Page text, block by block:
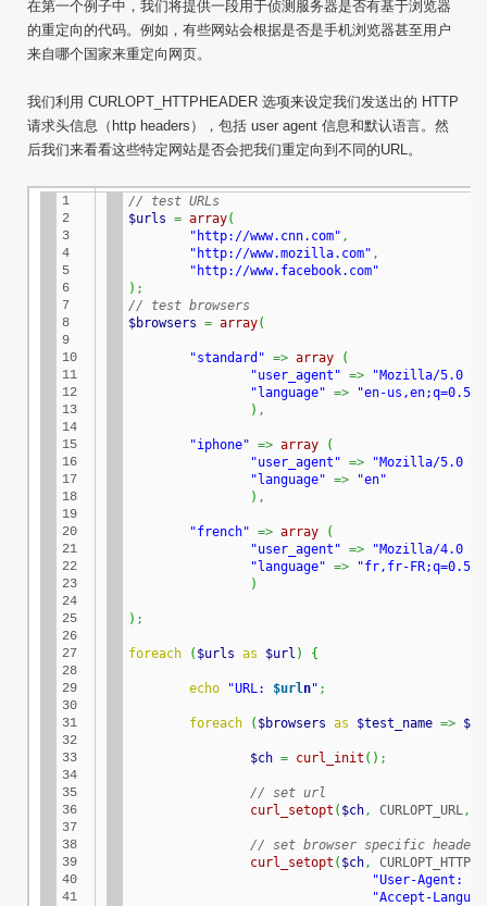
在第一个例子中，我们将提供一段用于侦测服务器是否有基于浏览器
的重定向的代码。例如，有些网站会根据是否是手机浏览器甚至用户
来自哪个国家来重定向网页。
我们利用 CURLOPT_HTTPHEADER 选项来设定我们发送出的 HTTP
请求头信息（http headers），包括 user agent 信息和默认语言。然
后我们来看看这些特定网站是否会把我们重定向到不同的URL。
1
2
3
4
5
6
7
8
9
10
11
12
13
14
15
16
17
18
19
20
21
22
23
24
25
26
27
28
29
30
31
32
33
34
35
36
37
38
39
40
41
// test URLs
$urls = array(
"http://www.cnn.com" ,
"http://www.mozilla.com" ,
"http://www.facebook.com"
) ;
// test browsers
$browsers = array(
"standard" => array
(
"user_agent" =>
"Mozilla/5.0
"language" =>
"en-us,en;q=0.5"
) ,
"iphone" => array
(
"user_agent" =>
"Mozilla/5.0
"language" =>
"en"
) ,
"french" => array
(
"user_agent" =>
"Mozilla/4.0
"language" =>
"fr,fr-FR;q=0.5"
)
) ;
foreach ( $urls as $url ) {
echo "URL: $urln" ;
foreach ( $browsers as $test_name =>
$ch = curl_init ( ) ;
// set url
curl_setopt ( $ch, CURLOPT_URL,
// set browser specific headers
curl_setopt ( $ch,
"User-Agent:
"Accept-